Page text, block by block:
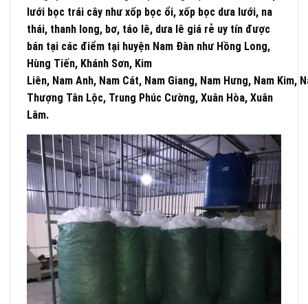
lưới bọc trái cây như xốp bọc ổi, xốp bọc dưa lưới, na
thái, thanh long, bơ, táo lê, dưa lê giá rẻ uy tín được
bán tại các điểm tại huyện Nam Đàn như Hồng Long,
Hùng Tiến, Khánh Sơn, Kim
Liên, Nam Anh, Nam Cát, Nam Giang, Nam Hưng, Nam Kim,
Thượng Tân Lộc, Trung Phúc Cường, Xuân Hòa, Xuân
Lâm.